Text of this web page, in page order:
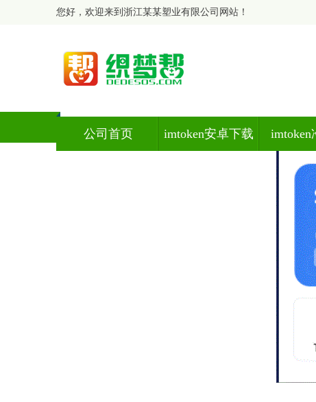
您好，欢迎来到浙江某某塑业有限公司网站！
公司首页 imtoken安卓下载 imtoken